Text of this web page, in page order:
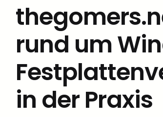
rund um
in der Praxis